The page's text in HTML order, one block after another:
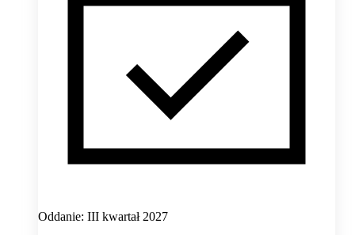
Oddanie: III kwartał 2027